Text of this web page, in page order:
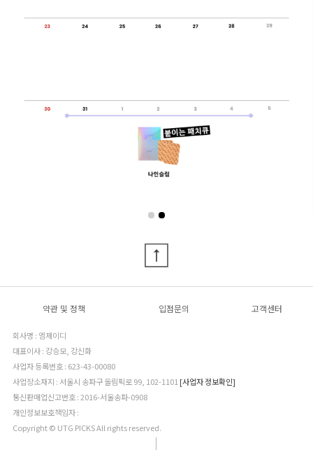
약관 및 정책 입점문의 고객센터
회사명 : 엠제이디
대표이사 : 강승모, 강신화
사업자 등록번호 : 623-43-00080
사업장소재지 : 서울시 송파구 올림픽로 99, 102-1101 [사업자 정보확인]
통신판매업신고번호 : 2016-서울송파-0908
개인정보보호책임자 :
Copyright © UTG PICKS All rights reserved.